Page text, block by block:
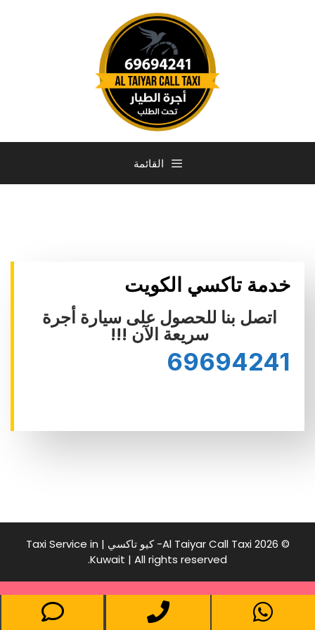
القائمة
خدمة تاكسي الكويت
اتصل بنا للحصول على سيارة أجرة
سريعة الآن !!!
69694241
© 2026 Al Taiyar Call Taxi- كيو تاكسي | Taxi Service in
Kuwait | All rights reserved.